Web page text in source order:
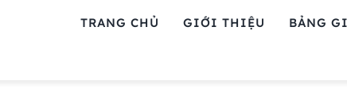
TRANG CHỦ GIỚI THIỆU BẢNG